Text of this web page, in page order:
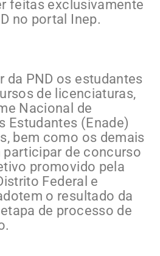
feitas exclusivamente
no portal Inep.
da PND os estudantes
de licenciaturas,
Nacional de
Estudantes (Enade)
bem como os demais
participar de concurso
promovido pela
Federal e
o resultado da
de processo de